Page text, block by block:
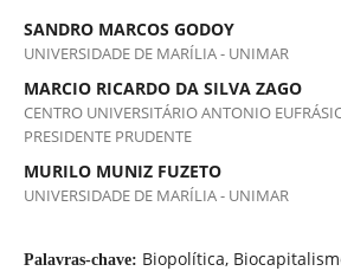
SANDRO MARCOS GODOY
UNIVERSIDADE DE MARÍLIA - UNIMAR
MARCIO RICARDO DA SILVA ZAGO
CENTRO UNIVERSITÁRIO ANTONIO
PRESIDENTE PRUDENTE
MURILO MUNIZ FUZETO
UNIVERSIDADE DE MARÍLIA - UNIMAR
Palavras-chave: Biopolítica,